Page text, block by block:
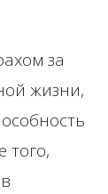
за
жизни,
того,